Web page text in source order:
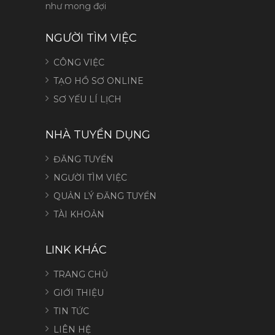
như mong đợi
NGƯỜI TÌM VIỆC
CÔNG VIỆC
TẠO HỒ SƠ ONLINE
SƠ YẾU LÍ LỊCH
NHÀ TUYỂN DỤNG
ĐĂNG TUYỂN
NGƯỜI TÌM VIỆC
QUẢN LÝ ĐĂNG TUYỂN
TÀI KHOẢN
LINK KHÁC
TRANG CHỦ
GIỚI THIỆU
TIN TỨC
LIÊN HỆ